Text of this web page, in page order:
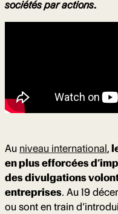
sociétés par actions.
Au niveau international,
en plus efforcées
des divulgations
entreprises. Au 19
ou sont en train